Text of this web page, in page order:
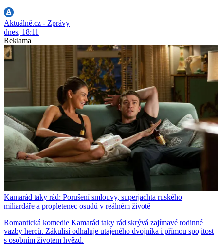
Aktuálně.cz - Zprávy
dnes, 18:11
Reklama
Kamarád taky rád: Porušení smlouvy, superjachta ruského
miliardáře a propletenec osudů v reálném životě
Romantická komedie Kamarád taky rád skrývá zajímavé rodinné
vazby herců. Zákulisí odhaluje utajeného dvojníka i přímou spojitost
s osobním životem hvězd.